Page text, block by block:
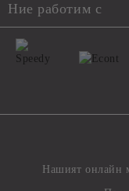
Ние работим с
Нашият онлайн